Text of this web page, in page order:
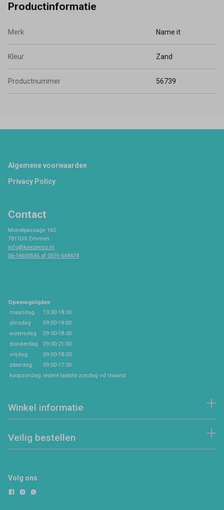
Productinformatie
Merk Name it
Kleur Zand
Productnummer 56739
Footer
Algemene voorwaarden
Privacy Policy
Contact
Monetpassage 160
7811DX Emmen
info@keezenco.nl
06-14600545 of 0591-649474
Openingstijden
maandag
13:00-18:00
dinsdag
09:00-18:00
woensdag
09:00-18:00
donderdag
09:00-21:00
vrijdag
09:00-18:00
zaterdag
09:00-17:00
koopzondag iedere laatste zondag vd maand
Winkel informatie
Veilig bestellen
Volg ons